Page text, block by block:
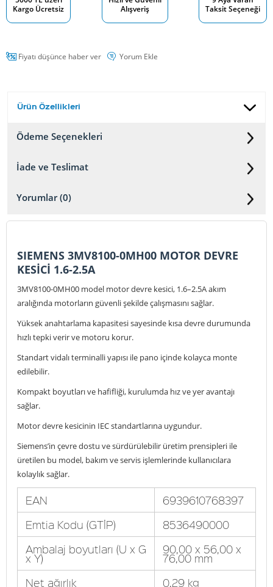
Kargo Ücretsiz
Alışveriş
Taksit Seçeneği
Fiyatı düşünce haber ver Yorum Ekle
Ürün Özellikleri
Ödeme Seçenekleri
İade ve Teslimat
Yorumlar (0)
SIEMENS 3MV8100-0MH00 MOTOR DEVRE
KESİCİ 1.6-2.5A
3MV8100-0MH00 model motor devre kesici, 1.6–2.5A akım
aralığında motorların güvenli şekilde çalışmasını sağlar.
Yüksek anahtarlama kapasitesi sayesinde kısa devre durumunda
hızlı tepki verir ve motoru korur.
Standart vidalı terminalli yapısı ile pano içinde kolayca monte
edilebilir.
Kompakt boyutları ve hafifliği, kurulumda hız ve yer avantajı
sağlar.
Motor devre kesicinin IEC standartlarına uygundur.
Siemens’in çevre dostu ve sürdürülebilir üretim prensipleri ile
üretilen bu model, bakım ve servis işlemlerinde kullanıcılara
kolaylık sağlar.
EAN
6939610768397
Emtia Kodu (GTİP)
8536490000
Ambalaj boyutları (U x G
x Y)
90,00 x 56,00 x
76,00 mm
Net ağırlık
0,29 kg